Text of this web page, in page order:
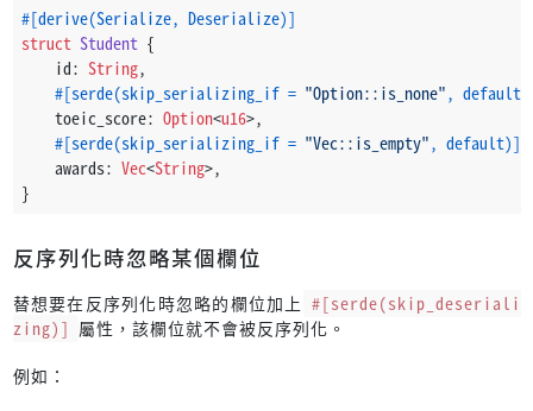
#[derive(Serialize, Deserialize)]
struct Student {
    id:
String,
#[serde(skip_serializing_if = "Option::is_none",
    toeic_score:
Option<u16>,
#[serde(skip_serializing_if = "Vec::is_empty", default)]
    awards:
Vec<String>,
}
反序列化時忽略某個欄位
替想要在反序列化時忽略的欄位加上 #[serde(skip_deseriali
zing)] 屬性，該欄位就不會被反序列化。
例如：